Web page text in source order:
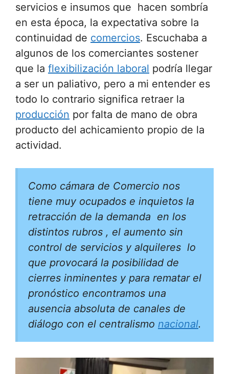
servicios e insumos que hacen sombría
en esta época, la expectativa sobre la
continuidad de comercios. Escuchaba a
algunos de los comerciantes sostener
que la flexibilización laboral podría llegar
a ser un paliativo, pero a mi entender es
todo lo contrario significa retraer la
producción por falta de mano de obra
producto del achicamiento propio de la
actividad.
Como cámara de Comercio nos
tiene muy ocupados e inquietos la
retracción de la demanda en los
distintos rubros , el aumento sin
control de servicios y alquileres lo
que provocará la posibilidad de
cierres inminentes y para rematar el
pronóstico encontramos una
ausencia absoluta de canales de
diálogo con el centralismo nacional.